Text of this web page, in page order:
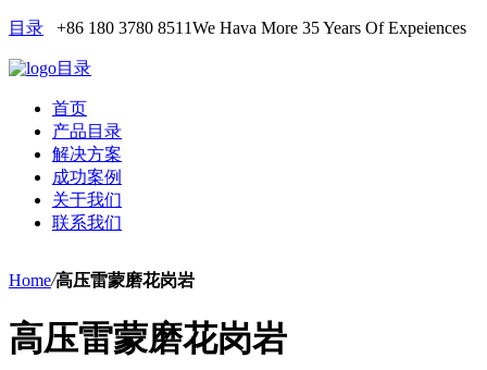
目录 +86 180 3780 8511We Hava More 35 Years Of Expeiences
目录
首页
产品目录
解决方案
成功案例
关于我们
联系我们
Home/高压雷蒙磨花岗岩
高压雷蒙磨花岗岩